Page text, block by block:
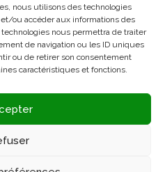
nous utilisons des technologies
ou accéder aux informations des
nous permettra de traiter
de navigation ou les ID uniques
ou de retirer son consentement
caractéristiques et fonctions.